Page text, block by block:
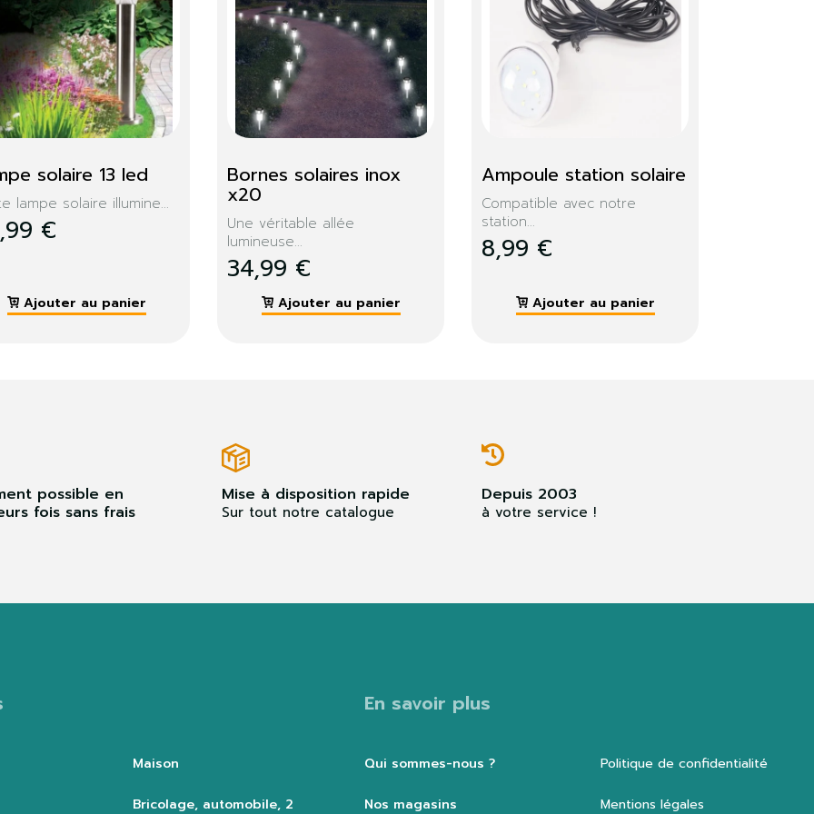
boule solaire
30 cm
lumineuse solaire sur...
€
Ajouter au panier
RALLONGE EXTERIEUR
10M
34,99 €
Ajouter au panier
Projecteur électrique
led 10w
Projecteur LED électrique...
11,99 €
Ajouter au panier
possible en
fois sans frais
Mise à disposition rapide
Sur tout notre catalogue
Depuis 2003
à votre service !
Maison
Bricolage, automobile, 2
En savoir plus
Qui sommes-nous ?
Nos magasins
Politique de confidentialité
Mentions légales